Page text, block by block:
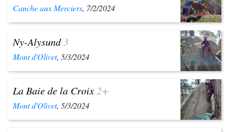
Canche aux Merciers, 7/2/2024
Ny-Alysund3
Mont d'Olivet, 5/3/2024
La Baie de la Croix 2+
Mont d'Olivet, 5/3/2024